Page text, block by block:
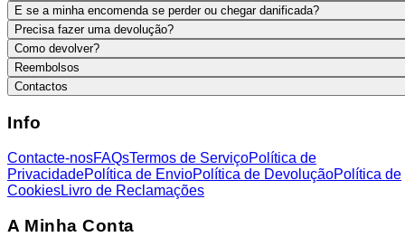
E se a minha encomenda se perder ou chegar danificada?
Precisa fazer uma devolução?
Como devolver?
Reembolsos
Contactos
Info
Contacte-nosFAQsTermos de ServiçoPolítica de
PrivacidadePolítica de EnvioPolítica de DevoluçãoPolítica de
CookiesLivro de Reclamações
A Minha Conta